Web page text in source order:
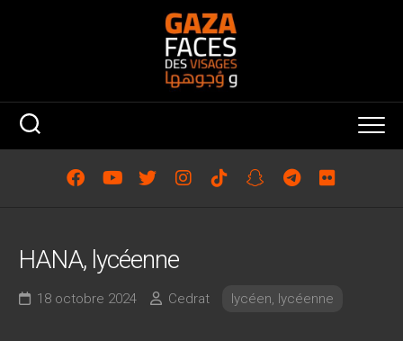
HANA, lycéenne
18 octobre 2024 Cedrat lycéen, lycéenne